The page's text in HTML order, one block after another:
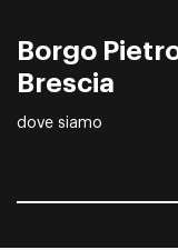
Borgo
Brescia
dove siamo